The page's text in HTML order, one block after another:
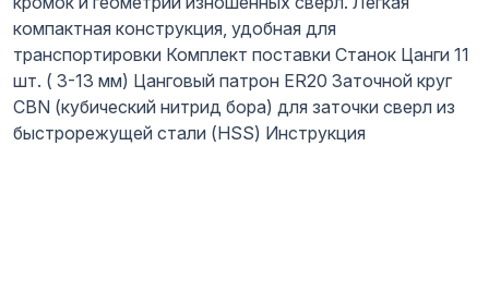
компактная конструкция, удобная для
транспортировки Комплект поставки Станок Цанги 11
шт. ( 3-13 мм) Цанговый патрон ER20 Заточной круг
CBN (кубический нитрид бора) для заточки сверл из
быстрорежущей стали (HSS) Инструкция